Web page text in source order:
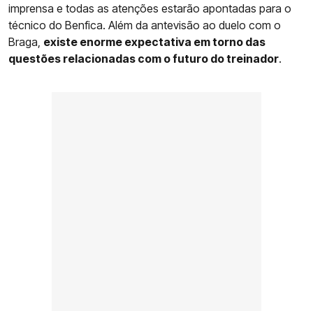
imprensa e todas as atenções estarão apontadas para o
técnico do Benfica. Além da antevisão ao duelo com o
Braga, existe enorme expectativa em torno das
questões relacionadas com o futuro do treinador.